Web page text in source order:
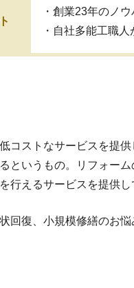
・創業23年のノ
・自社多能工職
コストなサービスを提
いうもの。リフォーム
行えるサービスを提供し
復、小規模修繕のお悩